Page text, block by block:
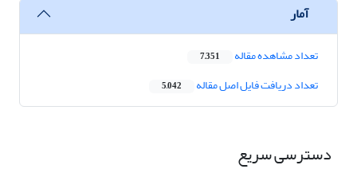
آمار
تعداد مشاهده مقاله 7,351
تعداد دریافت فایل اصل مقاله 5,042
دسترسی سریع